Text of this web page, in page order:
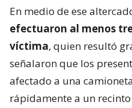
En medio de ese
efectuaron al menos
víctima, quien resultó
señalaron que los
afectado a una
rápidamente a un